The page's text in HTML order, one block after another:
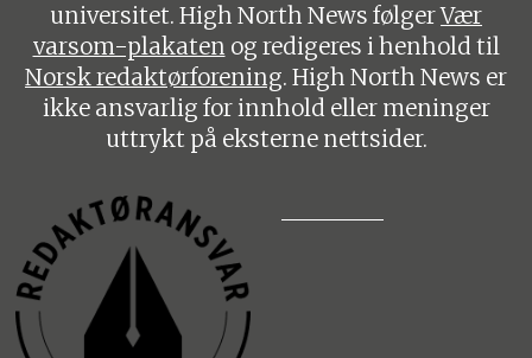
universitet. High North News følgerVær
varsom-plakaten og redigeres i henhold til
Norsk redaktørforening. High North News er
ikke ansvarlig for innhold eller meninger
uttrykt på eksterne nettsider.